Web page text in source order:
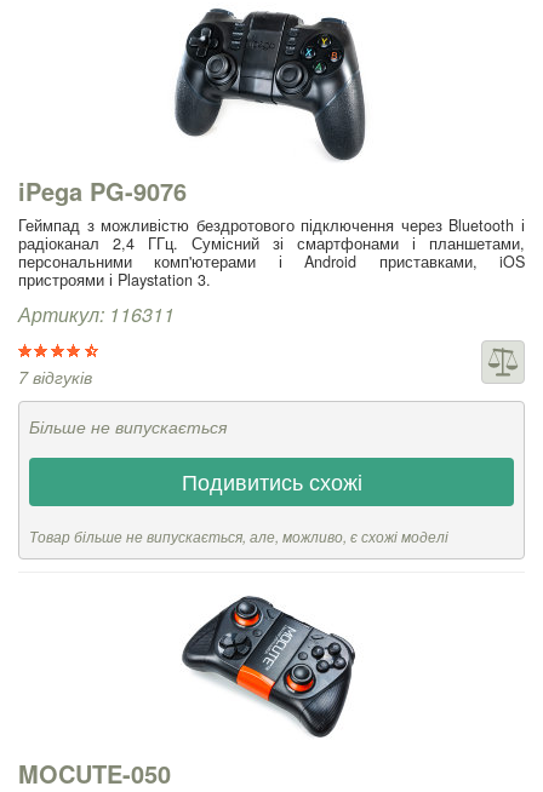
iPega PG-9076
Геймпад з можливістю бездротового підключення через Bluetooth і
радіоканал 2,4 ГГц. Сумісний зі смартфонами і планшетами,
персональними комп'ютерами і Android приставками, iOS
пристроями і Playstation 3.
Артикул: 116311
7 відгуків
Більше не випускається
Подивитись схожі
Товар більше не випускається, але, можливо, є схожі моделі
MOCUTE-050